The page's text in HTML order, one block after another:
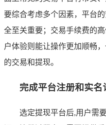
要综合考虑多个因素，平台
全至关重要；交易手续费的
户体验则能让操作更加顺畅
的交易和提现。
完成平台注册和实名
选定提现平台后,用户需